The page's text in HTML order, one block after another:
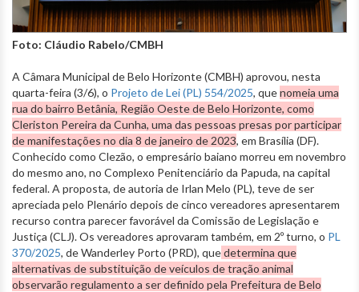
Foto: Cláudio Rabelo/CMBH
A Câmara Municipal de Belo Horizonte (CMBH) aprovou, nesta
quarta-feira (3/6), o Projeto de Lei (PL) 554/2025, quenomeia uma
rua do bairro Betânia, Região Oeste de Belo Horizonte, como
Cleriston Pereira da Cunha, uma das pessoas presas por participar
de manifestações no dia 8 de janeiro de 2023, em Brasília (DF).
Conhecido como Clezão, o empresário baiano morreu em novembro
do mesmo ano, no Complexo Penitenciário da Papuda, na capital
federal. A proposta, de autoria de Irlan Melo (PL), teve de ser
apreciada pelo Plenário depois de cinco vereadores apresentarem
recurso contra parecer favorável da Comissão de Legislação e
Justiça (CLJ). Os vereadores aprovaram também, em 2º turno, o PL
370/2025, de Wanderley Porto (PRD), quedetermina que
alternativas de substituição de veículos de tração animal
observarão regulamento a ser definido pela Prefeitura de Belo